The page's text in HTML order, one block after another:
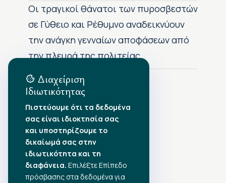
Οι τραγικοί θάνατοι των πυροσβεστών
σε Γύθειο και Ρέθυμνο αναδεικνύουν
την ανάγκη γενναίων αποφάσεων από
την πλευρά της πολιτείας
Αρχείο Δημοσιεύσεων
•Αύγουστος 2026
•Ιούλιος 2026
•Ιούνιος 2026
•Μάιος 2026
•Απρίλιος 2026
•Μάρτιος 2026
Διαχείριση
Ιδιωτικότητας
Πιστεύουμε ότι τα δεδομένα
σας είναι ιδιοκτησία σας
και υποστηρίζουμε το
δικαίωμά σας στην
ιδιωτικότητα και τη
διαφάνεια. Επιλέξτε Επίπεδο
πρόσβασης στα δεδομένα για